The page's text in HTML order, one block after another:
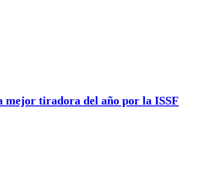
mejor tiradora del año por la ISSF